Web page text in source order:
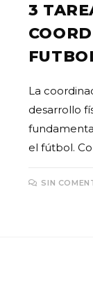
3
La
desarrollo
el fútbol.
SIN